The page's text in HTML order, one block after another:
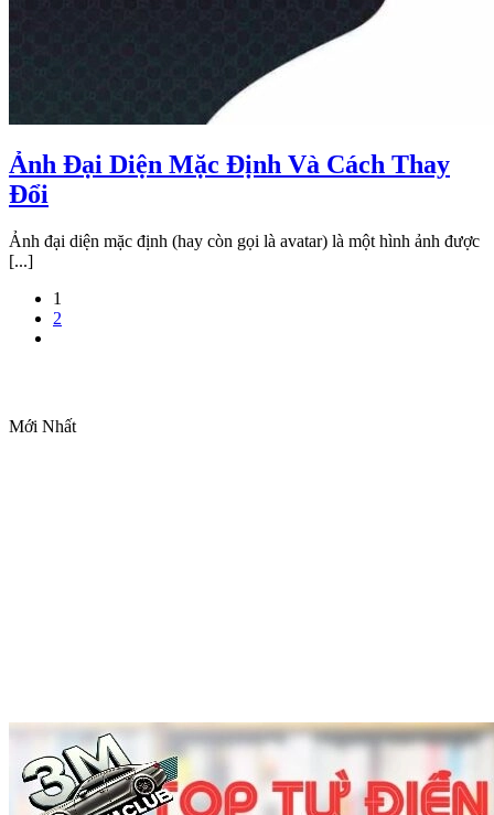
Ảnh Đại Diện Mặc Định Và Cách Thay
Đổi
Ảnh đại diện mặc định (hay còn gọi là avatar) là một hình ảnh được
[...]
1
2
Mới Nhất